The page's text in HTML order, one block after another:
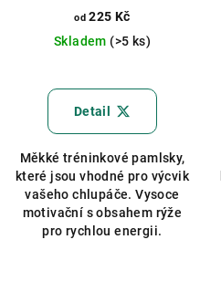
od 225 Kč
Skladem (>5 ks)
Detail
Měkké tréninkové pamlsky,
které jsou vhodné pro výcvik
vašeho chlupáče. Vysoce
motivační s obsahem rýže
pro rychlou energii.